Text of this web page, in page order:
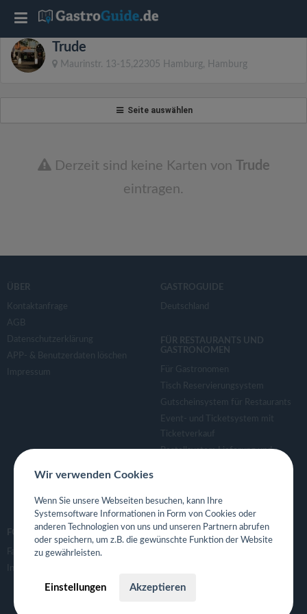
Trude
Maurinstr. 13-15,22305 Hamburg, Hamburg
Seite auswählen
Derzeit sind keine Karten von
Trude
eintragen.
ÜBER
Kontaktanfrage
AGB
Datenschutzerklärung
APP- & Benutzerdaten löschen
Impressum
GASTROGUIDE
Deutschland
FÜR RESTAURANTS UND
GASTRONOMEN
Für Gastronomen
Tisch Reservierungsystem
Gutscheinsystem für Restaurants
Event- und Ticketsystem mit
Ticketverkauf
Bestellsystem Lieferung und
Eigene App für Restaurant
FOLGE UNS
Facebook
Instagram
Wir verwenden Cookies
Wenn Sie unsere Webseiten besuchen, kann Ihre
Systemsoftware Informationen in Form von Cookies oder
anderen Technologien von uns und unseren Partnern abrufen
oder speichern, um z.B. die gewünschte Funktion der Website
zu gewährleisten.
Einstellungen Akzeptieren
T
o
v
i
t